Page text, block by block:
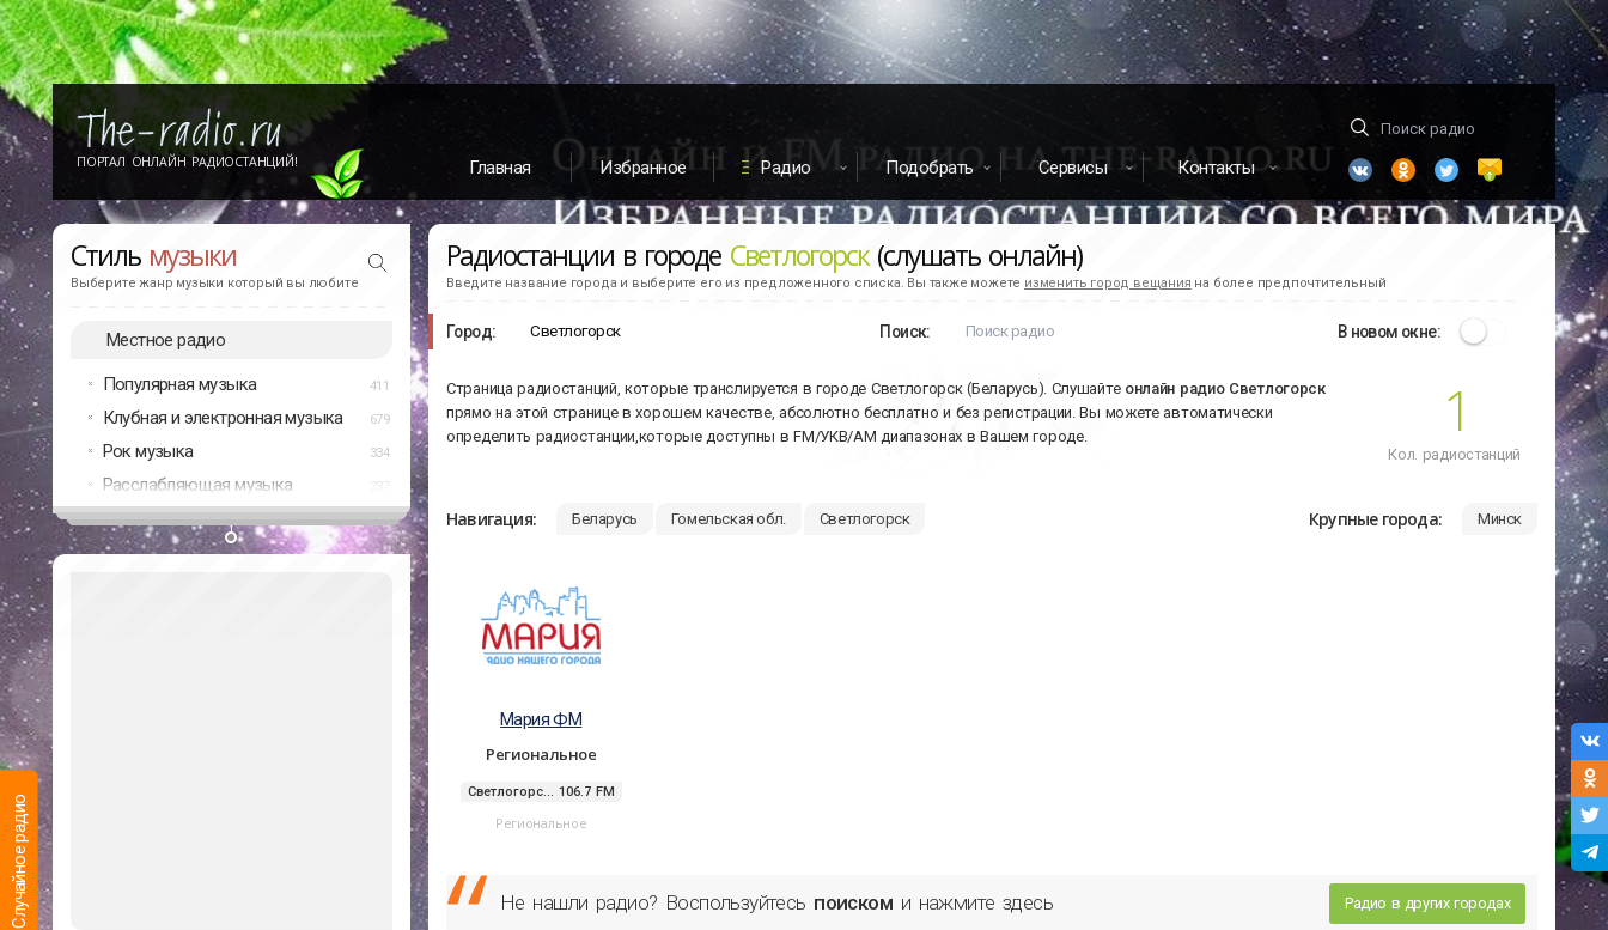
Случайное радио
ПОРТАЛ ОНЛАЙН РАДИОСТАНЦИЙ! Главная Избранное Радио Подобрать Сервисы Контакты
Стиль музыки
Выберите жанр музыки который вы любите
Местное радио
Популярная музыка 411
Клубная и электронная музыка 679
Рок музыка 334
Расслабляющая музыка
Радиостанции в городе Светлогорск(слушать онлайн)
Введите название города и выберите его из предложенного списка. Вы также можете изменить город вещания на более предпочтительный
Город: Поиск: В новом окне:
Страница радиостанций, которые транслируется в городе Светлогорск (Беларусь). Слушайте онлайн радио Светлогорск
прямо на этой странице в хорошем качестве, абсолютно бесплатно и без регистрации. Вы можете автоматически
определить радиостанции,которые доступны в FM/УКВ/АМ диапазонах в Вашем городе.
1
Кол. радиостанций
Навигация: Беларусь Гомельская обл. Светлогорск Крупные города: Минск
Мария ФМ
Региональное
Светлогорс... 106.7 FM
Региональное
Не нашли радио? Воспользуйтесь поиском и нажмите здесь Радио в других городах